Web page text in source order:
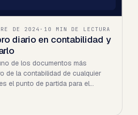
DE 2024 · 10 MIN DE LECTURA
diario en contabilidad y
de los documentos más
de la contabilidad de cualquier
el punto de partida para el